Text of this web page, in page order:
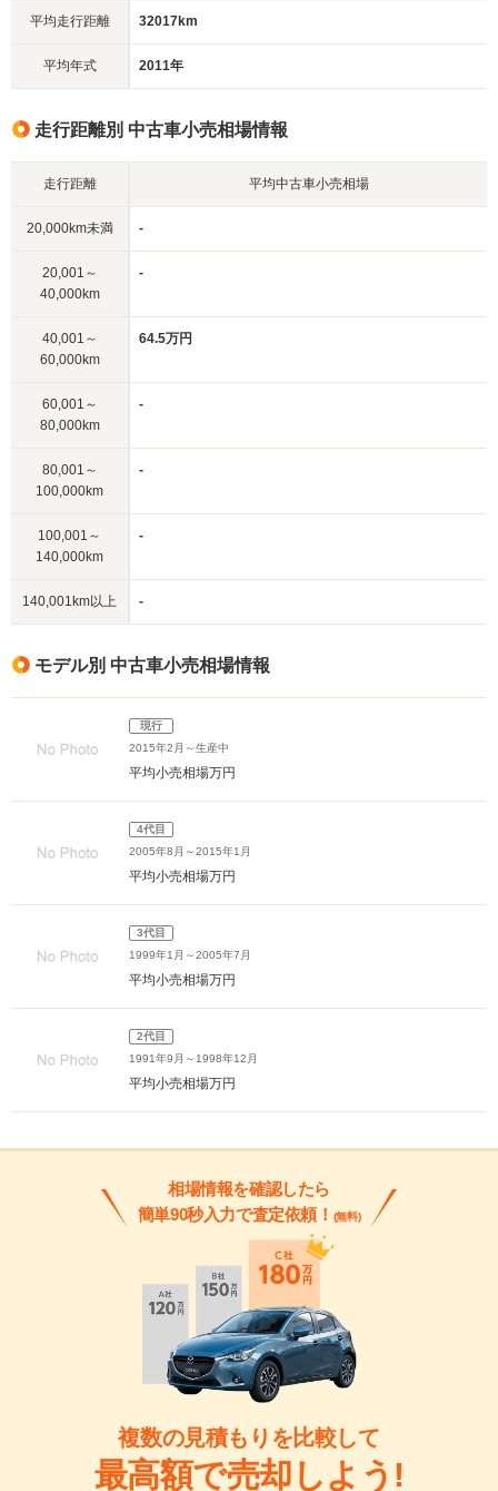
平均走行距離 32017km
平均年式 2011年
走行距離別 中古車小売相場情報
走行距離 平均中古車小売相場
20,000km未満 -
20,001～
40,000km
-
40,001～
60,000km
64.5万円
60,001～
80,000km
-
80,001～
100,000km
-
100,001～
140,000km
-
140,001km以上 -
モデル別 中古車小売相場情報
現行
2015年2月～生産中
平均小売相場万円
4代目
2005年8月～2015年1月
平均小売相場万円
3代目
1999年1月～2005年7月
平均小売相場万円
2代目
1991年9月～1998年12月
平均小売相場万円
相場情報を確認したら
簡単90秒入力で査定依頼！ (無料)
複数の見積もりを比較して
最高額で売却しよう!